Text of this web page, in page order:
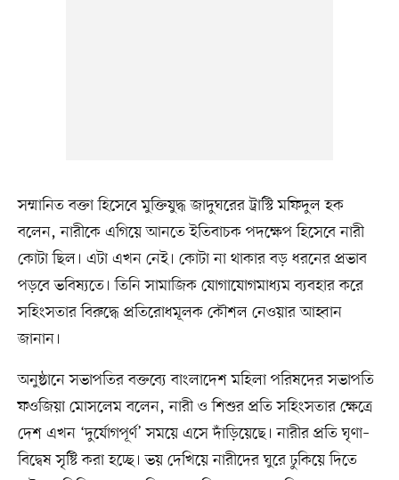
সম্মানিত বক্তা হিসেবে মুক্তিযুদ্ধ জাদুঘরের ট্রাস্টি মফিদুল হক
বলেন, নারীকে এগিয়ে আনতে ইতিবাচক পদক্ষেপ হিসেবে নারী
কোটা ছিল। এটা এখন নেই। কোটা না থাকার বড় ধরনের প্রভাব
পড়বে ভবিষ্যতে। তিনি সামাজিক যোগাযোগমাধ্যম ব্যবহার করে
সহিংসতার বিরুদ্ধে প্রতিরোধমূলক কৌশল নেওয়ার আহ্বান
জানান।
অনুষ্ঠানে সভাপতির বক্তব্যে বাংলাদেশ মহিলা পরিষদের সভাপতি
ফওজিয়া মোসলেম বলেন, নারী ও শিশুর প্রতি সহিংসতার ক্ষেত্রে
দেশ এখন ‘দুর্যোগপূর্ণ’ সময়ে এসে দাঁড়িয়েছে। নারীর প্রতি ঘৃণা–
বিদ্বেষ সৃষ্টি করা হচ্ছে। ভয় দেখিয়ে নারীদের ঘুরে ঢুকিয়ে দিতে